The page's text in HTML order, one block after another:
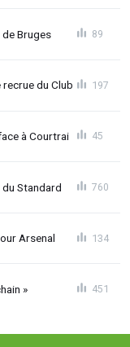
Bruges 89
du Club 197
à Courtrai 45
Standard 760
Arsenal 134
» 451